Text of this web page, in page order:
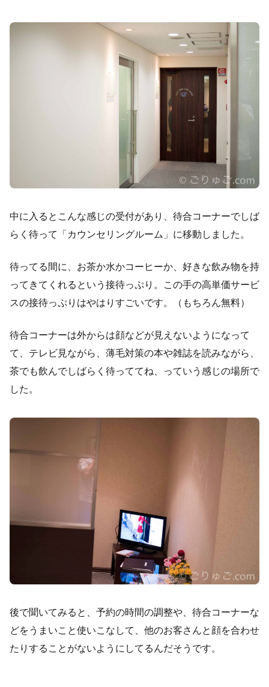
中に入るとこんな感じの受付があり、待合コーナーでしば
らく待って「カウンセリングルーム」に移動しました。
待ってる間に、お茶か水かコーヒーか、好きな飲み物を持
ってきてくれるという接待っぷり。この手の高単価サービ
スの接待っぷりはやはりすごいです。（もちろん無料）
待合コーナーは外からは顔などが見えないようになって
て、テレビ見ながら、薄毛対策の本や雑誌を読みながら、
茶でも飲んでしばらく待っててね、っていう感じの場所で
した。
後で聞いてみると、予約の時間の調整や、待合コーナーな
どをうまいこと使いこなして、他のお客さんと顔を合わせ
たりすることがないようにしてるんだそうです。